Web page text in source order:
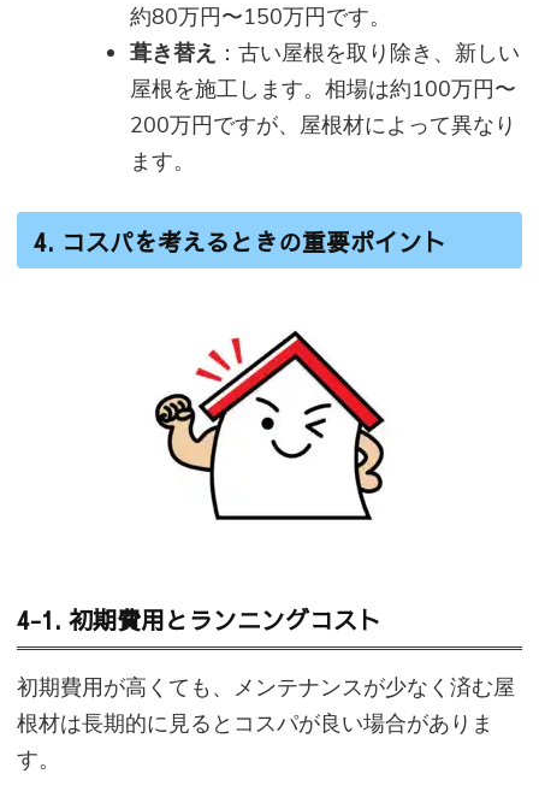
約80万円〜150万円です。
葺き替え ：古い屋根を取り除き、新しい
屋根を施工します。相場は約100万円〜
200万円ですが、屋根材によって異なり
ます。
4. コスパを考えるときの重要ポイント
4-1. 初期費用とランニングコスト
初期費用が高くても、メンテナンスが少なく済む屋
根材は長期的に見るとコスパが良い場合がありま
す。